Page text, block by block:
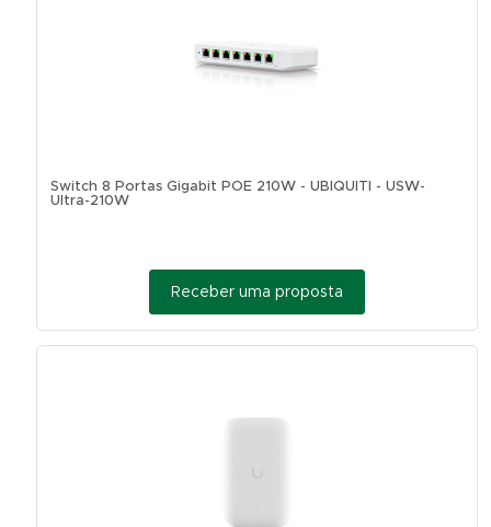
Switch 8 Portas Gigabit POE 210W - UBIQUITI - USW-
Ultra-210W
Receber uma proposta